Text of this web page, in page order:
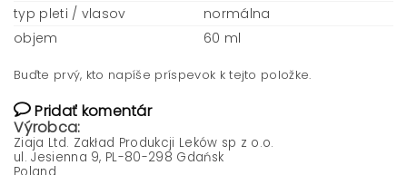
typ pleti / vlasov
normálna
objem
60 ml
Buďte prvý, kto napíše príspevok k tejto položke.
Pridať komentár
Výrobca:
Ziaja Ltd. Zakład Produkcji Leków sp z o.o.
ul. Jesienna 9, PL-80-298 Gdańsk